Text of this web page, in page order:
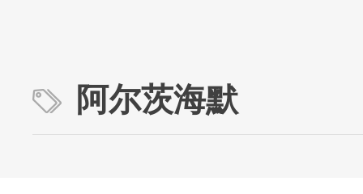
阿尔茨海默